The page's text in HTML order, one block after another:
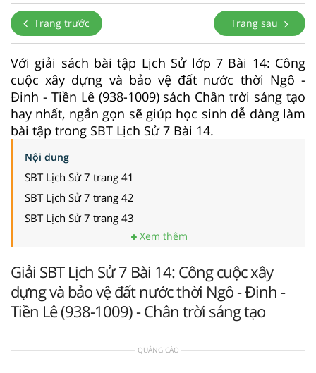
Trang trước Trang sau
Với giải sách bài tập Lịch Sử lớp 7 Bài 14: Công
cuộc xây dựng và bảo vệ đất nước thời Ngô -
Đinh - Tiền Lê (938-1009) sách Chân trời sáng tạo
hay nhất, ngắn gọn sẽ giúp học sinh dễ dàng làm
bài tập trong SBT Lịch Sử 7 Bài 14.
Nội dung
SBT Lịch Sử 7 trang 41
SBT Lịch Sử 7 trang 42
SBT Lịch Sử 7 trang 43
Xem thêm
Giải SBT Lịch Sử 7 Bài 14: Công cuộc xây
dựng và bảo vệ đất nước thời Ngô - Đinh -
Tiền Lê (938-1009) - Chân trời sáng tạo
QUẢNG CÁO